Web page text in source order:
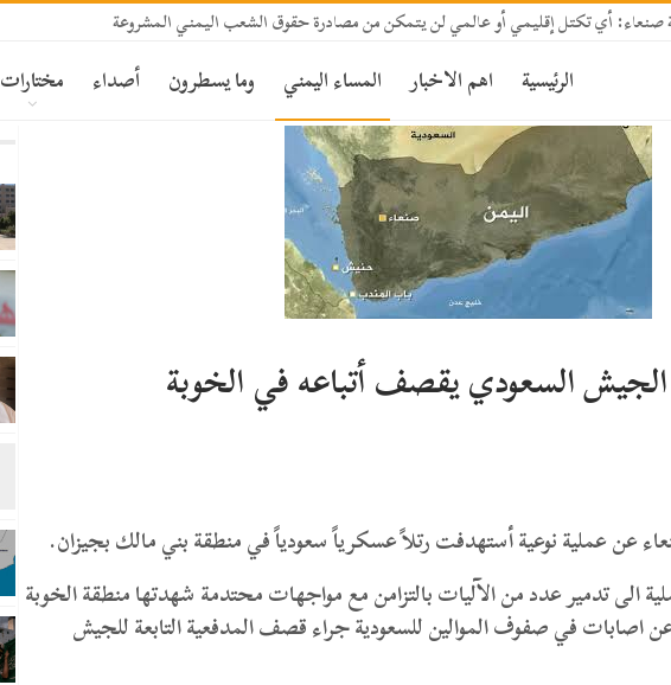
صنعاء: أي تكتل إقليمي أو عالمي لن يتمكن من مصادرة حقوق الشعب اليمني المشروعة
الرئيسية اهم الاخبار المساء اليمني وما يسطرون أصداء مختارات
السعودي يقصف أتباعه في الخوبة
عملية نوعية أستهدفت رتلاً عسكرياً سعودياً في منطقة بني مالك بجيزان.
الى تدمير عدد من الآليات بالتزامن مع مواجهات محتدمة شهدتها منطقة الخوبة
اصابات في صفوف الموالين للسعودية جراء قصف المدفعية التابعة للجيش